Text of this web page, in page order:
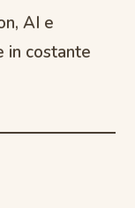
AI e
in costante